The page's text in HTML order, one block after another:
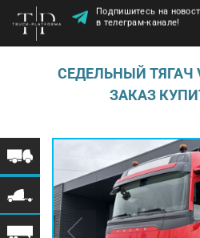
Подпишитесь на
в телеграм-канале!
СЕДЕЛЬНЫЙ ТЯГАЧ
ЗАКАЗ